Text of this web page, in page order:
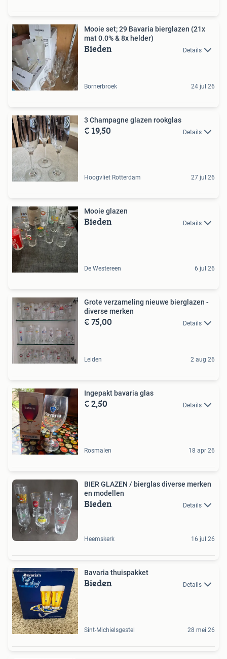
Mooie set; 29 Bavaria bierglazen (21x
mat 0.0% & 8x helder)
Bieden Details
Bornerbroek 24 jul 26
3 Champagne glazen rookglas
€ 19,50 Details
Hoogvliet Rotterdam 27 jul 26
Mooie glazen
Bieden Details
De Westereen 6 jul 26
Grote verzameling nieuwe bierglazen -
diverse merken
€ 75,00 Details
Leiden 2 aug 26
Ingepakt bavaria glas
€ 2,50 Details
Rosmalen 18 apr 26
BIER GLAZEN / bierglas diverse merken
en modellen
Bieden Details
Heemskerk 16 jul 26
Bavaria thuispakket
Bieden Details
Sint-Michielsgestel 28 mei 26